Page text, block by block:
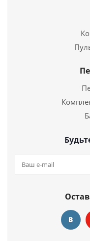
Котел